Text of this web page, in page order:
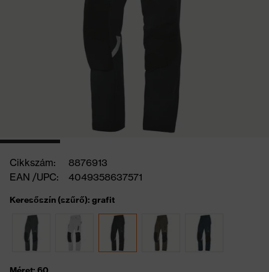
Cikkszám:
8876913
EAN /UPC:
4049358637571
Keresőszín (szűrő): grafit